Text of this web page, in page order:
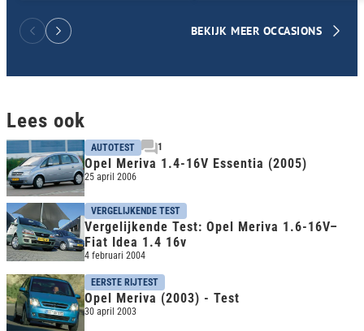
BEKIJK MEER OCCASIONS
Lees ook
AUTOTEST 1
Opel Meriva 1.4-16V Essentia (2005)
25 april 2006
VERGELIJKENDE TEST
Vergelijkende Test: Opel Meriva 1.6-16V–
Fiat Idea 1.4 16v
4 februari 2004
EERSTE RIJTEST
Opel Meriva (2003) - Test
30 april 2003